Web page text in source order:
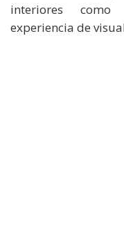
interiores como
experiencia de